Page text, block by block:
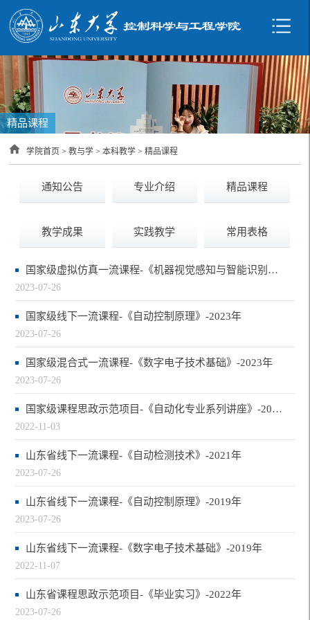
精品课程
学院首页 >教与学 >本科教学 >精品课程
通知公告 专业介绍 精品课程
教学成果 实践教学 常用表格
国家级虚拟仿真一流课程-《机器视觉感知与智能识别虚拟仿真实验》-2023年
2023-07-26
国家级线下一流课程-《自动控制原理》-2023年
2023-07-26
国家级混合式一流课程-《数字电子技术基础》-2023年
2023-07-26
国家级课程思政示范项目-《自动化专业系列讲座》-2021年
2022-11-03
山东省线下一流课程-《自动检测技术》-2021年
2023-07-26
山东省线下一流课程-《自动控制原理》-2019年
2023-07-26
山东省线下一流课程-《数字电子技术基础》-2019年
2022-11-07
山东省课程思政示范项目-《毕业实习》-2022年
2023-07-26